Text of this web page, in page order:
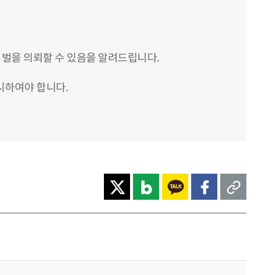
을 의뢰할 수 있음을 알려드립니다.
하여야 합니다.